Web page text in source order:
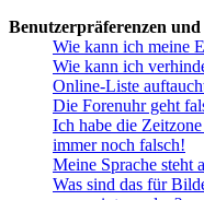
Benutzerpräferenzen und
Wie kann ich meine
Wie kann ich
Online-Liste
Die Forenuhr geht
Ich habe die
immer noch falsch!
Meine Sprache steht
Was sind das für